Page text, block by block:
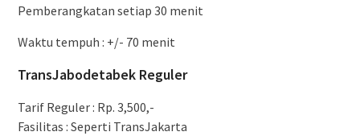
Pemberangkatan setiap 30 menit
Waktu tempuh : +/- 70 menit
TransJabodetabek Reguler
Tarif Reguler : Rp. 3,500,-
Fasilitas : Seperti TransJakarta